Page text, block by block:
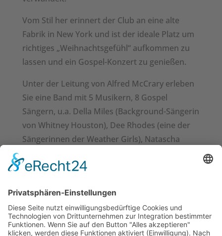
Vom Stil her erinnert der Club an eine alte
Fabrik in New York und ist der ideale Platz um
richtiges „Weihnachtsgefühl“ aufkommen zu
lassen und ein Gospel-Konzert zu genießen.
Unter der Leitung von Alfred McCrary erleben
Sie eine Band mit 5 Musikern, 8 Gospel
Sängern, u.a. Della Miles (Background-Sängerin
von Whitney Houston), Dee Rhodes (eine der
Sängerinnen der Weather Girls), Natascha
Duos LA BOUCHE) und Boysie White.
Mit diesem Konzert möchten wir möglichst
vielen Gästen schon Anfang Dezember ein
echtes „American Style X-Mas Feeling“ mit
traditioneller Gospel Musik präsentieren.